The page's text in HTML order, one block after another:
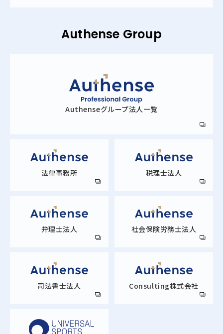
Authense Group
Authenseグループ法人一覧
法律事務所 税理士法人
弁理士法人 社会保険労務士法人
司法書士法人 Consulting株式会社